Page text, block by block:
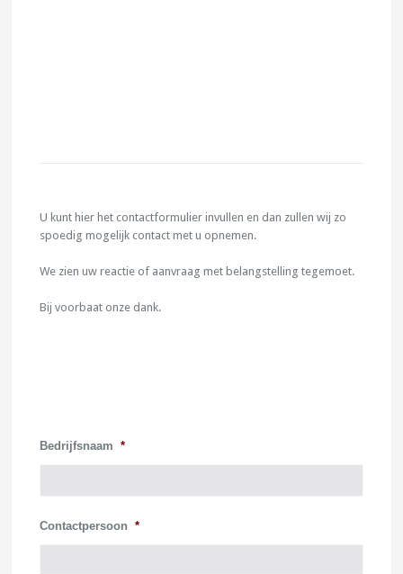
U kunt hier het contactformulier invullen en dan zullen wij zo
spoedig mogelijk contact met u opnemen.
We zien uw reactie of aanvraag met belangstelling tegemoet.
Bij voorbaat onze dank.
Bedrijfsnaam *
Contactpersoon *